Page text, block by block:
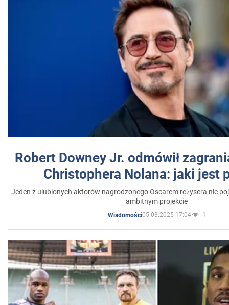
Robert Downey Jr. odmówił
Christophera Nolana: jaki jest
Jeden z ulubionych aktorów nagrodzonego Oscarem reżysera nie
ambitnym projekcie
Wiadomości05.03.2025 17:04 1